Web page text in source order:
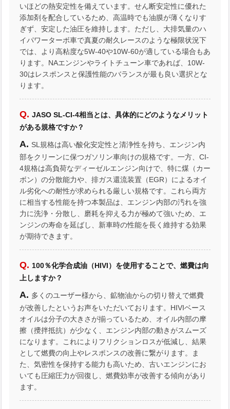
いほどの熱安定性を備えています。せん断安定性に優れた
添加剤を配合しているため、高温時でも油膜が薄くなりす
ぎず、安定した油圧を維持します。ただし、大排気量のハ
イパワーターボ車で真夏の耐久レースのような極限状況下
では、より高粘度な5W-40や10W-60が適している場合もあ
ります。NAエンジンやライトチューン車であれば、10W-
30はレスポンスと保護性能のバランスが最も良い選択とな
ります。
JASO SL-CI-4相当とは、具体的にどのようなメリット
がある規格ですか？
SL規格は高い酸化安定性と清浄性を持ち、エンジン内
部をクリーンに保つガソリン車向けの規格です。一方、CI-
4規格は高負荷なディーゼルエンジン向けで、特に煤（カー
ボン）の分散能力や、排ガス還流装置（EGR）によるオイ
ル劣化への耐性が求められる厳しい規格です。これら両方
に相当する性能を持つ本製品は、エンジン内部の汚れを強
力に洗浄・分散し、磨耗を抑える力が極めて強いため、エ
ンジンの寿命を延ばし、新車時の性能を長く維持する効果
が期待できます。
100％化学合成油（HIVI）を使用することで、燃費は向
上しますか？
多くのユーザー様から、鉱物油からの切り替えで燃費
が改善したというお声をいただいております。HIVIベース
オイルは分子の大きさが揃っているため、オイル内部の摩
擦（攪拌抵抗）が少なく、エンジン内部の動きがスムーズ
になります。これによりフリクションロスが低減し、結果
として燃費の向上やレスポンスの改善に繋がります。ま
た、気密性を保持する能力も高いため、古いエンジンにお
いても圧縮圧力が回復し、燃費効率が改善する傾向があり
ます。